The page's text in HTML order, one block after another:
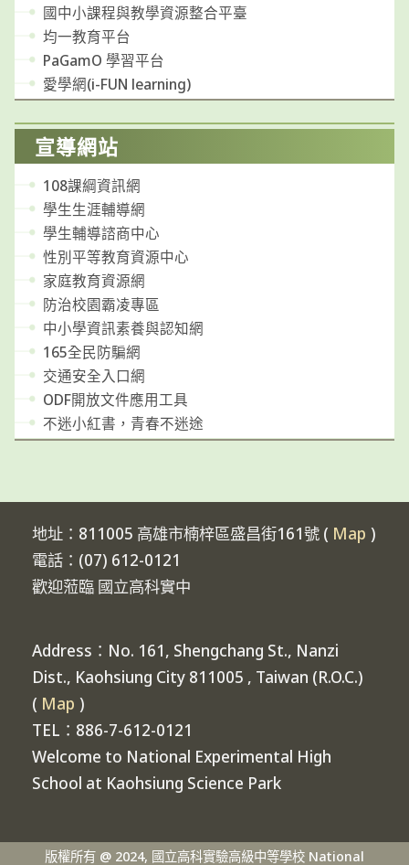
國中小課程與教學資源整合平臺
均一教育平台
PaGamO 學習平台
愛學網(i-FUN learning)
宣導網站
108課綱資訊網
學生生涯輔導網
學生輔導諮商中心
性別平等教育資源中心
家庭教育資源網
防治校園霸凌專區
中小學資訊素養與認知網
165全民防騙網
交通安全入口網
ODF開放文件應用工具
不迷小紅書，青春不迷途
地址：811005 高雄市楠梓區盛昌街161號 ( Map )
電話：(07) 612-0121
歡迎蒞臨 國立高科實中
Address：No. 161, Shengchang St., Nanzi
Dist., Kaohsiung City 811005 , Taiwan (R.O.C.)
( Map )
TEL：886-7-612-0121
Welcome to National Experimental High
School at Kaohsiung Science Park
版權所有 @ 2024, 國立高科實驗高級中等學校 National